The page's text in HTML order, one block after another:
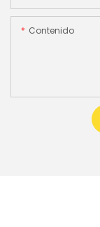
Contenido